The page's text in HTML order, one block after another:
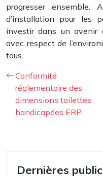
progresser ensemble.
d’installation pour les
investir dans un avenir
avec respect de
tous.
Conformité
réglementaire des
dimensions toilettes
handicapées ERP
Dernières